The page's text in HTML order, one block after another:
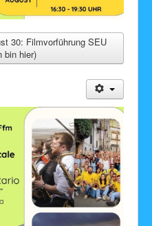
30: Filmvorführung SEU
bin hier)